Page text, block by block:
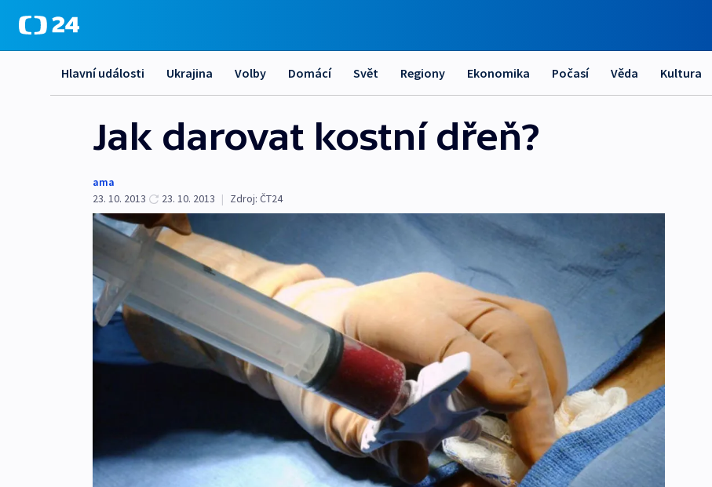
Hlavní události Ukrajina Volby Domácí Svět Regiony Ekonomika Počasí Věda Kultura
Jak darovat kostní dřeň?
ama
23. 10. 2013
23. 10. 2013 | Zdroj: ČT24